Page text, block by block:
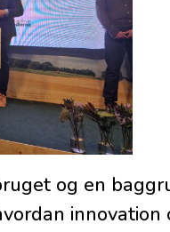
og en